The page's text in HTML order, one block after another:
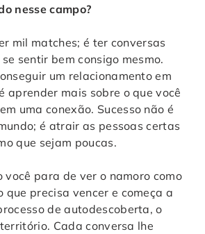
nesse campo?
mil matches; é ter conversas
sentir bem consigo mesmo.
um relacionamento em
aprender mais sobre o que você
uma conexão. Sucesso não é
é atrair as pessoas certas
que sejam poucas.
você para de ver o namoro como
que precisa vencer e começa a
de autodescoberta, o
Cada conversa lhe